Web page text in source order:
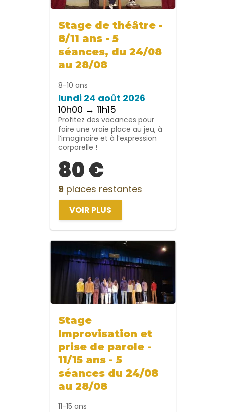
Stage de théâtre -
8/11 ans - 5
séances, du 24/08
au 28/08
8-10 ans
lundi 24 août 2026
10h00 → 11h15
Profitez des vacances pour
faire une vraie place au jeu, à
l’imaginaire et à l’expression
corporelle !
80 €
9 places restantes
VOIR PLUS
Stage
Improvisation et
prise de parole -
11/15 ans - 5
séances du 24/08
au 28/08
11-15 ans